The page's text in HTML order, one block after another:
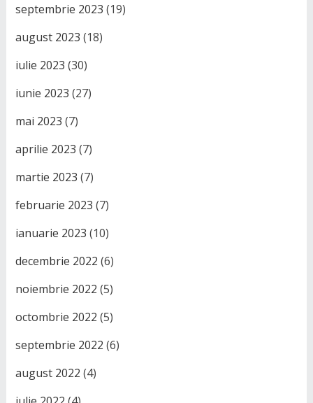
septembrie 2023 (19)
august 2023 (18)
iulie 2023 (30)
iunie 2023 (27)
mai 2023 (7)
aprilie 2023 (7)
martie 2023 (7)
februarie 2023 (7)
ianuarie 2023 (10)
decembrie 2022 (6)
noiembrie 2022 (5)
octombrie 2022 (5)
septembrie 2022 (6)
august 2022 (4)